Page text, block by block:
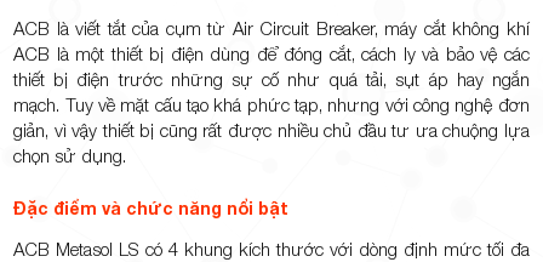
ACB là viết tắt của cụm từ Air Circuit Breaker, máy cắt không khí
ACB là một thiết bị điện dùng để đóng cắt, cách ly và bảo vệ các
thiết bị điện trước những sự cố như quá tải, sụt áp hay ngắn
mạch. Tuy về mặt cấu tạo khá phức tạp, nhưng với công nghệ đơn
giản, vì vậy thiết bị cũng rất được nhiều chủ đầu tư ưa chuộng lựa
chọn sử dụng.
Đặc điểm và chức năng nổi bật
ACB Metasol LS có 4 khung kích thước với dòng định mức tối đa